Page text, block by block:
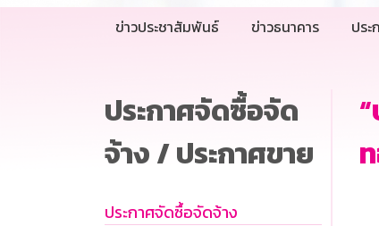
ข่าวประชาสัมพันธ์ ข่าวธนาคาร ปร
ประกาศจัดซื้อจัด
จ้าง / ประกาศขาย
ประกาศจัดซื้อจัดจ้าง